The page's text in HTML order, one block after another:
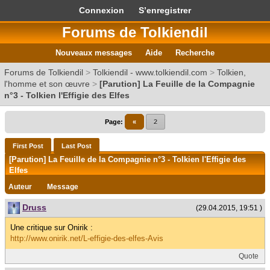
Connexion S’enregistrer
Forums de Tolkiendil
Nouveaux messages Aide Recherche
Forums de Tolkiendil > Tolkiendil - www.tolkiendil.com > Tolkien,
l'homme et son œuvre > [Parution] La Feuille de la Compagnie
n°3 - Tolkien l'Effigie des Elfes
Page: « 2
First Post Last Post
[Parution] La Feuille de la Compagnie n°3 - Tolkien l'Effigie des
Elfes
Auteur Message
(29.04.2015, 19:51 )
Druss
Une critique sur Onirik :
http://www.onirik.net/L-effigie-des-elfes-Avis
Quote